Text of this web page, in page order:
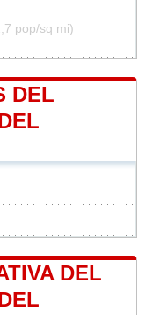
pop/sq mi)
DEL
DEL